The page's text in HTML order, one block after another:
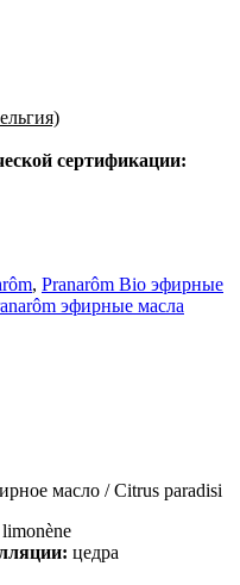
сертификации:
, Pranarôm Bio эфирные
эфирные масла
масло / Citrus paradisi
limonène
цедра